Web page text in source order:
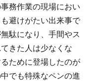
務作業の現場におい
避けがたい出来事で
駄になり、手間やス
きた人は少なくな
ために登場したのが
でも特殊なペンの進